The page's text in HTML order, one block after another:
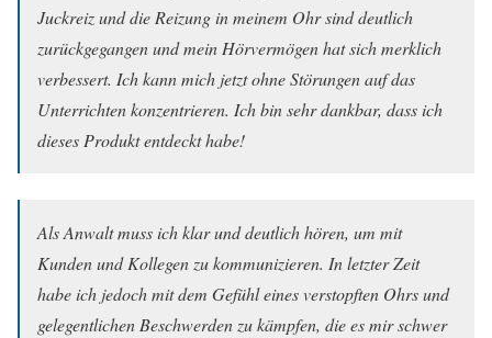
Juckreiz und die Reizung in meinem Ohr sind deutlich
zurückgegangen und mein Hörvermögen hat sich merklich
verbessert. Ich kann mich jetzt ohne Störungen auf das
Unterrichten konzentrieren. Ich bin sehr dankbar, dass ich
dieses Produkt entdeckt habe!
Als Anwalt muss ich klar und deutlich hören, um mit
Kunden und Kollegen zu kommunizieren. In letzter Zeit
habe ich jedoch mit dem Gefühl eines verstopften Ohrs und
gelegentlichen Beschwerden zu kämpfen, die es mir schwer